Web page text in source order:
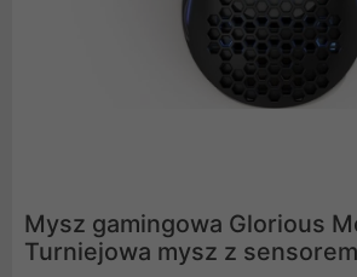
Mysz gamingowa Glorious
Turniejowa mysz z